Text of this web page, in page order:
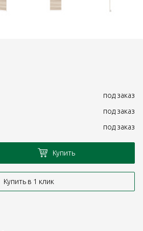
под заказ
под заказ
под заказ
Купить
Купить в 1 клик